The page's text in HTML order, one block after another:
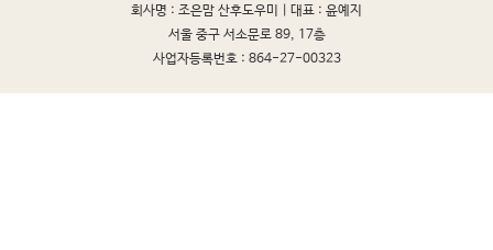
회사명 : 조은맘 산후도우미 | 대표 : 윤예지
서울 중구 서소문로 89, 17층
사업자등록번호 : 864-27-00323